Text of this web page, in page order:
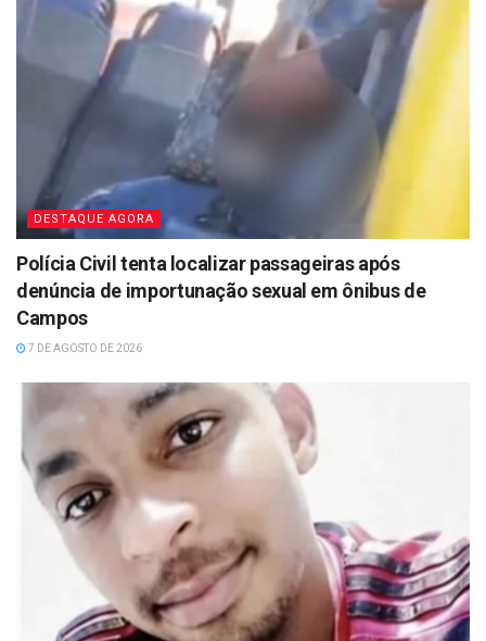
DESTAQUE AGORA
Polícia Civil tenta localizar passageiras após
denúncia de importunação sexual em ônibus de
Campos
7 DE AGOSTO DE 2026